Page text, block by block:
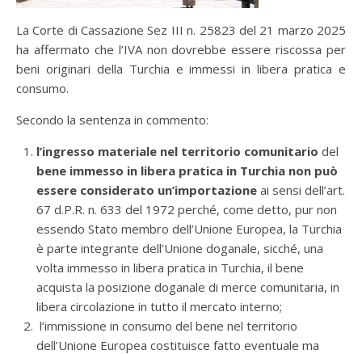
La Corte di Cassazione Sez III n. 25823 del 21 marzo 2025
ha affermato che l’IVA non dovrebbe essere riscossa per
beni originari della Turchia e immessi in libera pratica e
consumo.
Secondo la sentenza in commento:
l’ingresso materiale nel territorio comunitario del
bene immesso in libera pratica in Turchia non può
essere considerato un’importazione ai sensi dell’art.
67 d.P.R. n. 633 del 1972 perché, come detto, pur non
essendo Stato membro dell’Unione Europea, la Turchia
è parte integrante dell’Unione doganale, sicché, una
volta immesso in libera pratica in Turchia, il bene
acquista la posizione doganale di merce comunitaria, in
libera circolazione in tutto il mercato interno;
l’immissione in consumo del bene nel territorio
dell’Unione Europea costituisce fatto eventuale ma